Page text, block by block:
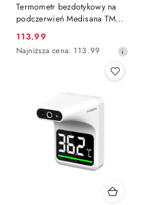
Termometr bezdotykowy na
podczerwień Medisana TM
A79
Cena
promocyjna:
113.99
Najniższa
obniżką
Najniższa cena: 113.99